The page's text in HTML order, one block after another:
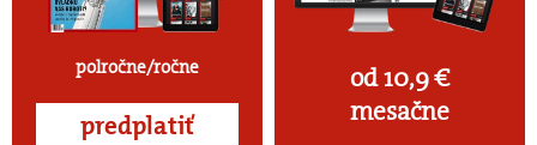
polročne/ročne
predplatiť
od 10,9 €
mesačne